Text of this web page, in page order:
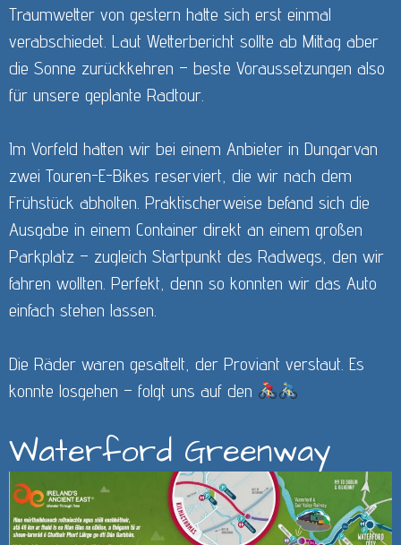
Traumwetter von gestern hatte sich erst einmal
verabschiedet. Laut Wetterbericht sollte ab Mittag aber
die Sonne zurückkehren – beste Voraussetzungen also
für unsere geplante Radtour.
Im Vorfeld hatten wir bei einem Anbieter in Dungarvan
zwei Touren-E-Bikes reserviert, die wir nach dem
Frühstück abholten. Praktischerweise befand sich die
Ausgabe in einem Container direkt an einem großen
Parkplatz – zugleich Startpunkt des Radwegs, den wir
fahren wollten. Perfekt, denn so konnten wir das Auto
einfach stehen lassen.
Die Räder waren gesattelt, der Proviant verstaut. Es
konnte losgehen – folgt uns auf den
Waterford Greenway